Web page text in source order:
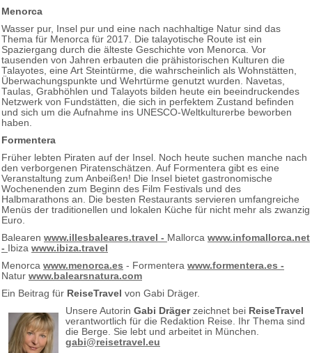
Menorca
Wasser pur, Insel pur und eine nach nachhaltige Natur sind das
Thema für Menorca für 2017. Die talayotische Route ist ein
Spaziergang durch die älteste Geschichte von Menorca. Vor
tausenden von Jahren erbauten die prähistorischen Kulturen die
Talayotes, eine Art Steintürme, die wahrscheinlich als Wohnstätten,
Überwachungspunkte und Wehrtürme genutzt wurden. Navetas,
Taulas, Grabhöhlen und Talayots bilden heute ein beeindruckendes
Netzwerk von Fundstätten, die sich in perfektem Zustand befinden
und sich um die Aufnahme ins UNESCO-Weltkulturerbe beworben
haben.
Formentera
Früher lebten Piraten auf der Insel. Noch heute suchen manche nach
den verborgenen Piratenschätzen. Auf Formentera gibt es eine
Veranstaltung zum Anbeißen! Die Insel bietet gastronomische
Wochenenden zum Beginn des Film Festivals und des
Halbmarathons an. Die besten Restaurants servieren umfangreiche
Menüs der traditionellen und lokalen Küche für nicht mehr als zwanzig
Euro.
Balearen www.illesbaleares.travel - Mallorca www.infomallorca.net
- Ibiza www.ibiza.travel
Menorca www.menorca.es - Formentera www.formentera.es -
Natur www.balearsnatura.com
Ein Beitrag für ReiseTravel von Gabi Dräger.
Unsere Autorin Gabi Drägerzeichnet bei ReiseTravel
verantwortlich für die Redaktion Reise. Ihr Thema sind
die Berge. Sie lebt und arbeitet in München.
gabi@reisetravel.eu